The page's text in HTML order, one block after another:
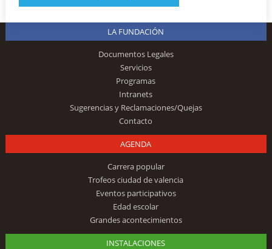
LA FUNDACIÓN
Documentos Legales
Servicios
Programas
Intranets
Sugerencias y Reclamaciones/Quejas
Contacto
AGENDA
Carrera popular
Trofeos ciudad de valencia
Eventos participativos
Edad escolar
Grandes acontecimientos
INSTALACIONES